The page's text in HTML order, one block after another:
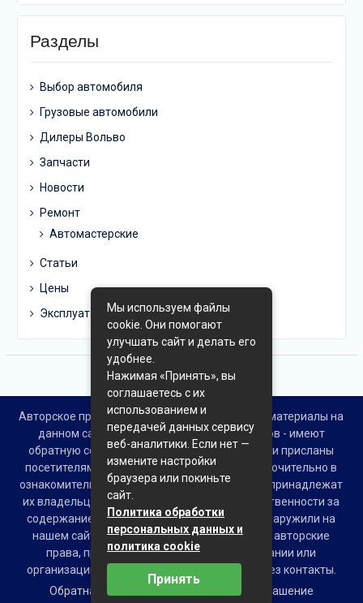
Разделы
Выбор автомобиля
Грузовые автомобили
Дилеры Вольво
Запчасти
Новости
Ремонт
Автомастерские
Статьи
Цены
Эксплуатация
Авторское право © Все права защищены. Все материалы на
данном сайте взяты из открытых источников - имеют
обратную ссылку на материал в интернете или присланы
посетителями сайта и предоставляются исключительно в
ознакомительных целях. Права на материалы принадлежат
их владельцам. Администрация сайта ответственности за
содержание материала не несет. Если Вы обнаружили на
нашем сайте материалы, которые нарушают авторские
права, принадлежащие Вам, Вашей компании или
организации, пожалуйста, сообщите нам через контакты.
Обратная связь
Пользовательское соглашение
Мы используем файлы
cookie. Они помогают
улучшать сайт и делать его
удобнее.
Нажимая «Принять», вы
соглашаетесь с их
использованием и
передачей данных сервису
веб-аналитики. Если нет —
измените настройки
браузера или покиньте
сайт.
Политика обработки
персональных данных и
политика cookie
Принять